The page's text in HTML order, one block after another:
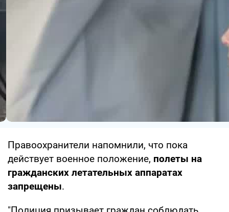
Правоохранители напомнили, что пока
действует военное положение, полеты на
гражданских летательных аппаратах
запрещены.